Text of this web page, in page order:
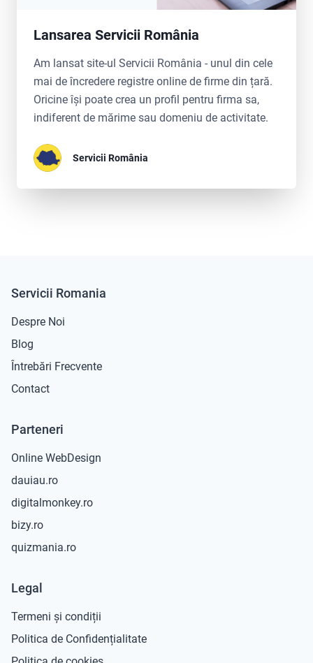
Lansarea Servicii România
Am lansat site-ul Servicii România - unul din cele
mai de încredere registre online de firme din țară.
Oricine își poate crea un profil pentru firma sa,
indiferent de mărime sau domeniu de activitate.
Servicii România
Servicii Romania
Despre Noi
Blog
Întrebări Frecvente
Contact
Parteneri
Online WebDesign
dauiau.ro
digitalmonkey.ro
bizy.ro
quizmania.ro
Legal
Termeni și condiții
Politica de Confidențialitate